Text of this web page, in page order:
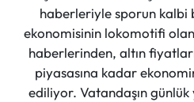
haberleriyle sporun kalbi
ekonomisinin lokomotifi
haberlerinden, altın
piyasasına kadar
ediliyor. Vatandaşın günlük